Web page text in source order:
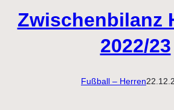
Zwischenbilanz
2022/23
Fußball – Herren